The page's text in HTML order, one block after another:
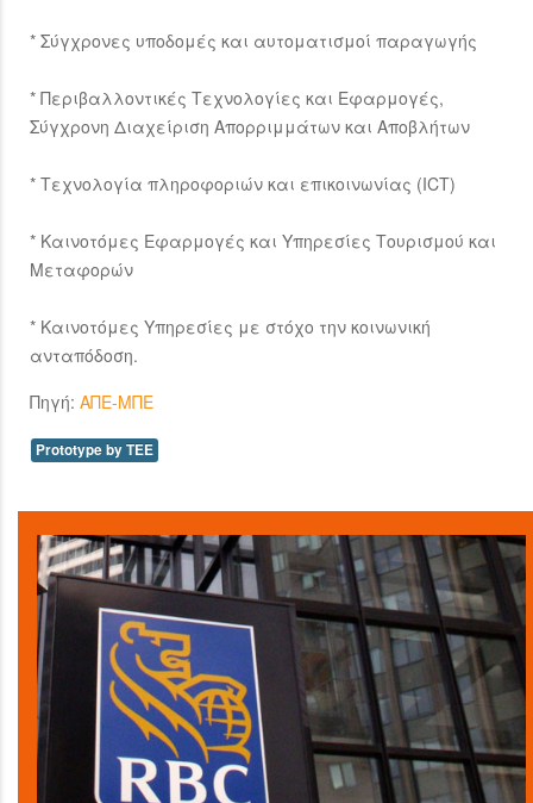
* Σύγχρονες υποδομές και αυτοματισμοί παραγωγής
* Περιβαλλοντικές Τεχνολογίες και Εφαρμογές,
Σύγχρονη Διαχείριση Απορριμμάτων και Αποβλήτων
* Τεχνολογία πληροφοριών και επικοινωνίας (ICT)
* Καινοτόμες Εφαρμογές και Υπηρεσίες Τουρισμού και
Μεταφορών
* Καινοτόμες Υπηρεσίες με στόχο την κοινωνική
ανταπόδοση.
Πηγή: ΑΠΕ-ΜΠΕ
Prototype by TEE